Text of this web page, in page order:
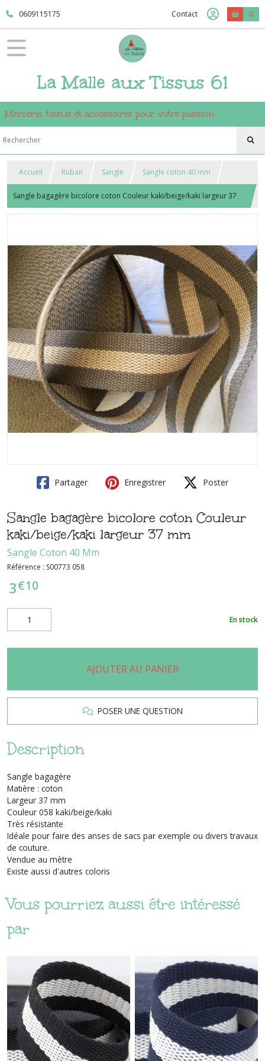
0609115175 Contact 0
La Malle aux Tissus 61
Mercerie, tissus et accessoires pour votre passion
Accueil Ruban Sangle Sangle coton 40 mm
Sangle bagagère bicolore coton Couleur kaki/beige/kaki largeur 37
Partager Enregistrer Poster
Sangle bagagère bicolore coton Couleur
kaki/beige/kaki largeur 37 mm
Sangle Coton 40 Mm
Référence : S00773 058
3€10
En stock
AJOUTER AU PANIER
POSER UNE QUESTION
Description
Sangle bagagère
Matière : coton
Largeur 37 mm
Couleur 058 kaki/beige/kaki
Très résistante
Idéale pour faire des anses de sacs par exemple ou divers travaux
de couture.
Vendue au mètre
Existe aussi d'autres coloris
Vous pourriez aussi être intéressé
par